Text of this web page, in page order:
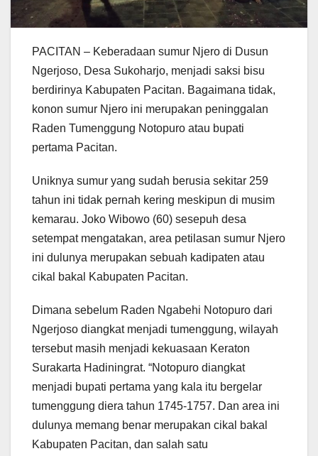
PACITAN – Keberadaan sumur Njero di Dusun
Ngerjoso, Desa Sukoharjo, menjadi saksi bisu
berdirinya Kabupaten Pacitan. Bagaimana tidak,
konon sumur Njero ini merupakan peninggalan
Raden Tumenggung Notopuro atau bupati
pertama Pacitan.
Uniknya sumur yang sudah berusia sekitar 259
tahun ini tidak pernah kering meskipun di musim
kemarau. Joko Wibowo (60) sesepuh desa
setempat mengatakan, area petilasan sumur Njero
ini dulunya merupakan sebuah kadipaten atau
cikal bakal Kabupaten Pacitan.
Dimana sebelum Raden Ngabehi Notopuro dari
Ngerjoso diangkat menjadi tumenggung, wilayah
tersebut masih menjadi kekuasaan Keraton
Surakarta Hadiningrat. “Notopuro diangkat
menjadi bupati pertama yang kala itu bergelar
tumenggung diera tahun 1745-1757. Dan area ini
dulunya memang benar merupakan cikal bakal
Kabupaten Pacitan, dan salah satu